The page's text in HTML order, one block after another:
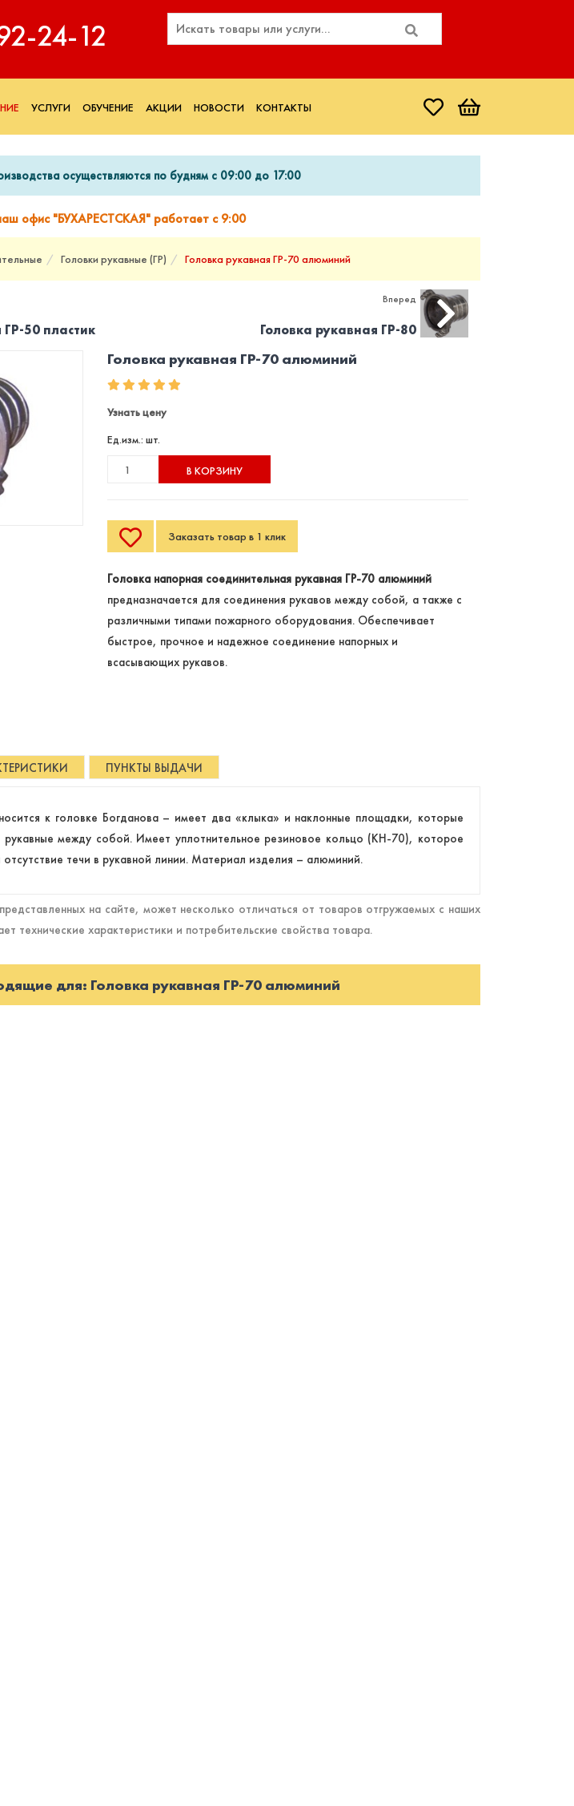
УСЛУГИ ОБУЧЕНИЕ АКЦИИ НОВОСТИ КОНТАКТЫ
осуществляются по будням с 09:00 до 17:00
офис "БУХАРЕСТСКАЯ" работает с 9:00
Головки рукавные (ГР) Головка рукавная ГР-70 алюминий
50 пластик
Вперед
Головка рукавная ГР-80
Головка рукавная ГР-70 алюминий
Узнать цену
Ед.изм.: шт.
В КОРЗИНУ
Заказать товар в 1 клик
Головка напорная соединительная рукавная ГР-70 алюминий
предназначается для соединения рукавов между собой, а также с
различными типами пожарного оборудования. Обеспечивает
быстрое, прочное и надежное соединение напорных и
всасывающих рукавов.
ПУНКТЫ ВЫДАЧИ
к головке Богданова – имеет два «клыка» и наклонные площадки, которые
рукавные между собой. Имеет уплотнительное резиновое кольцо (КН-70), которое
отсутствие течи в рукавной линии. Материал изделия – алюминий.
на сайте, может несколько отличаться от товаров отгружаемых с наших
технические характеристики и потребительские свойства товара.
для: Головка рукавная ГР-70 алюминий